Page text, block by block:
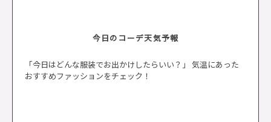
今日のコーデ天気予報
「今日はどんな服装でお出かけしたらいい？」 気温にあった
おすすめファッションをチェック！